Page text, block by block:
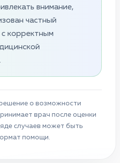
внимание,
частный
корректным
о возможности
врач после оценки
случаев может быть
помощи.